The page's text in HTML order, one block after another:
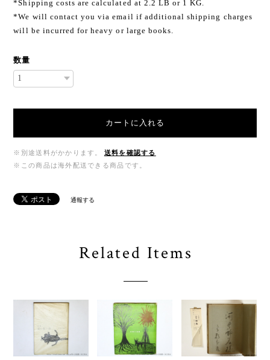
*Shipping costs are calculated at 2.2 LB or 1 KG.
*We will contact you via email if additional shipping charges
will be incurred for heavy or large books.
数量
カートに入れる
※別途送料がかかります。
送料を確認する
※この商品は海外配送できる商品です。
通報する
Related Items